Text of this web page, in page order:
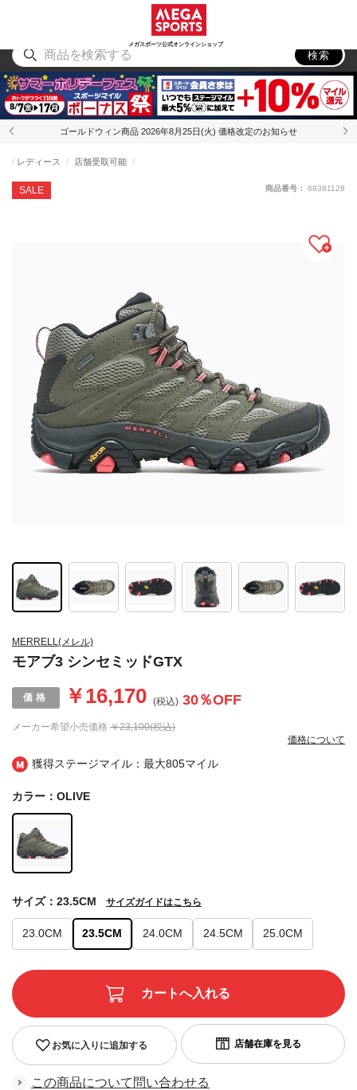
メガスポーツ公式オンラインショップ
アウトドア
検索
ゴールドウィン商品 2026年8月25日(火) 価格改定のお知らせ
獲得ステージマイル：最大805マイル
MERRELL(メレル)
モアブ3 シンセミッドGTX
SALE
レディース 店舗受取可能
メーカー希望小売価格 ￥23,100(税込)
￥16,170 (税込) 30％OFF
価格について
商品番号： 68381128
カラー：OLIVE
23.0CM 23.5CM 24.0CM 24.5CM 25.0CM
サイズ：23.5CM サイズガイドはこちら
お気に入りに追加する
この商品について問い合わせる